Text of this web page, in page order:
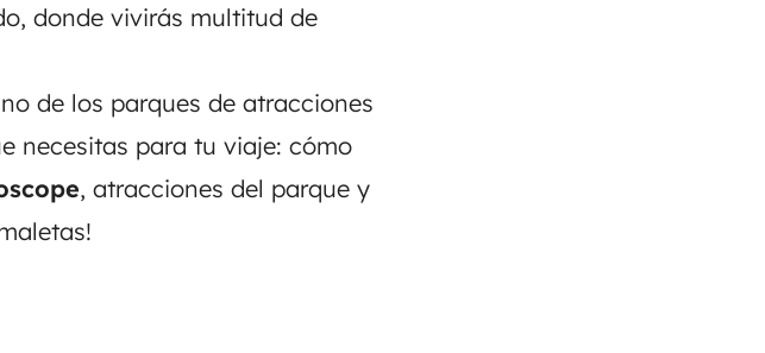
donde vivirás multitud de
de los parques de atracciones
necesitas para tu viaje: cómo
, atracciones del parque y